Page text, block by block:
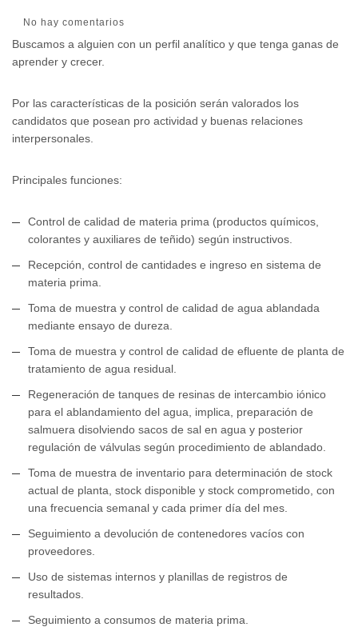
No hay comentarios
Buscamos a alguien con un perfil analítico y que tenga ganas de
aprender y crecer.
Por las características de la posición serán valorados los
candidatos que posean pro actividad y buenas relaciones
interpersonales.
Principales funciones:
Control de calidad de materia prima (productos químicos,
colorantes y auxiliares de teñido) según instructivos.
Recepción, control de cantidades e ingreso en sistema de
materia prima.
Toma de muestra y control de calidad de agua ablandada
mediante ensayo de dureza.
Toma de muestra y control de calidad de efluente de planta de
tratamiento de agua residual.
Regeneración de tanques de resinas de intercambio iónico
para el ablandamiento del agua, implica, preparación de
salmuera disolviendo sacos de sal en agua y posterior
regulación de válvulas según procedimiento de ablandado.
Toma de muestra de inventario para determinación de stock
actual de planta, stock disponible y stock comprometido, con
una frecuencia semanal y cada primer día del mes.
Seguimiento a devolución de contenedores vacíos con
proveedores.
Uso de sistemas internos y planillas de registros de
resultados.
Seguimiento a consumos de materia prima.